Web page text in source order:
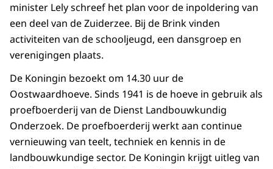
minister Lely schreef het plan voor de inpoldering van
een deel van de Zuiderzee. Bij de Brink vinden
activiteiten van de schooljeugd, een dansgroep en
verenigingen plaats.
De Koningin bezoekt om 14.30 uur de
Oostwaardhoeve. Sinds 1941 is de hoeve in gebruik als
proefboerderij van de Dienst Landbouwkundig
Onderzoek. De proefboerderij werkt aan continue
vernieuwing van teelt, techniek en kennis in de
landbouwkundige sector. De Koningin krijgt uitleg van